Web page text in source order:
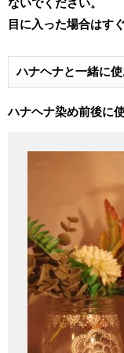
ないでください。
目に入った場合はす
ハナヘナと一緒に使
ハナヘナ染め前後に